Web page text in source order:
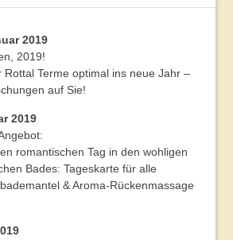
2019
2019!
Rottal Terme optimal ins neue Jahr –
auf Sie!
2019
romantischen Tag in den wohligen
Bades: Tageskarte für alle
& Aroma-Rückenmassage